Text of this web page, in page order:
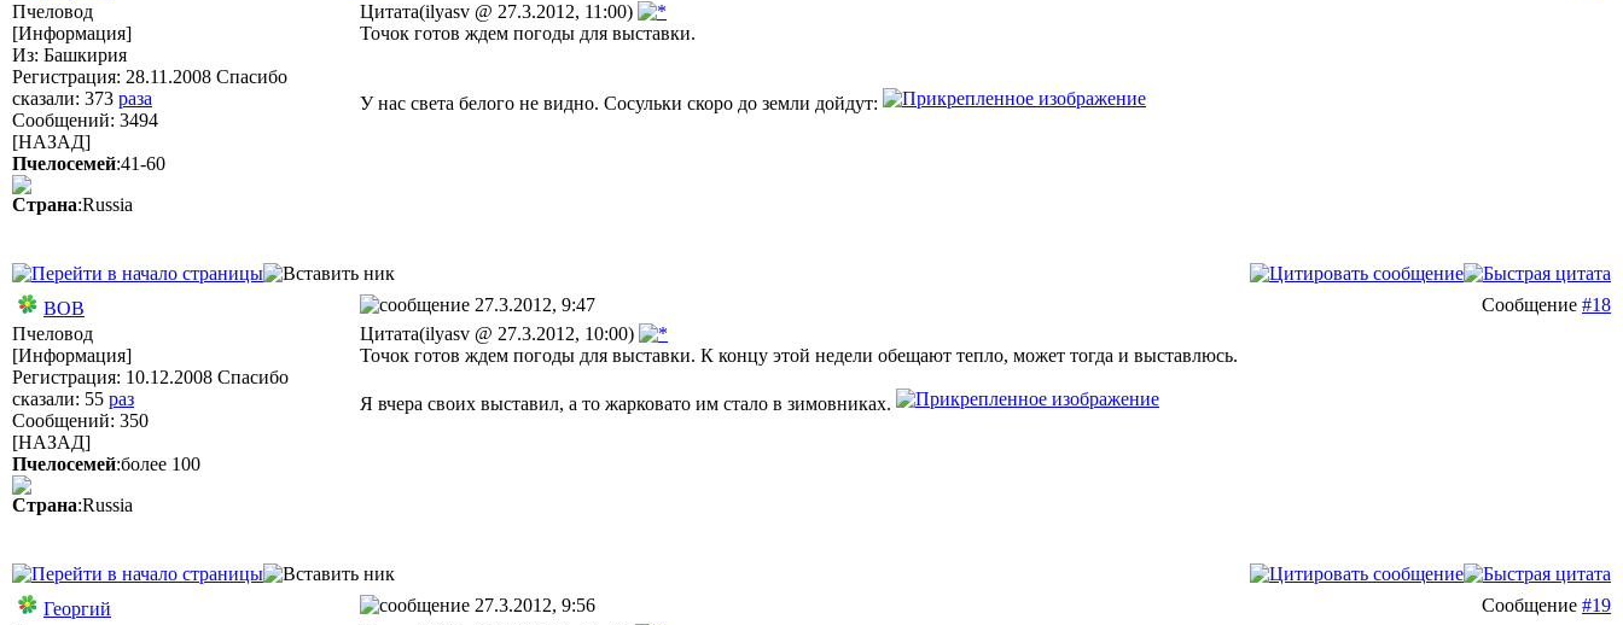
Пчеловод
[Информация]
Из: Башкирия
Регистрация: 28.11.2008 Спасибо
сказали: 373 раза
Сообщений: 3494
[НАЗАД]
Пчелосемей:41-60
Страна:Russia
Цитата(ilyasv @ 27.3.2012, 11:00)
Точок готов ждем погоды для выставки.
У нас света белого не видно. Сосульки скоро до земли дойдут:
ВОВ 27.3.2012, 9:47 Сообщение #18
Пчеловод
[Информация]
Регистрация: 10.12.2008 Спасибо
сказали: 55 раз
Сообщений: 350
[НАЗАД]
Пчелосемей:более 100
Страна:Russia
Цитата(ilyasv @ 27.3.2012, 10:00)
Точок готов ждем погоды для выставки. К концу этой недели обещают тепло, может тогда и выставлюсь.
Я вчера своих выставил, а то жарковато им стало в зимовниках.
Георгий 27.3.2012, 9:56 Сообщение #19